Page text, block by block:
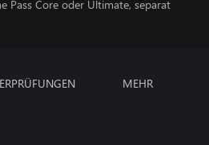
Pass Core oder Ultimate, separat
MEHR